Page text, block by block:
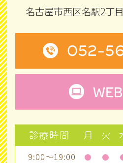
います。
・05 医薬品副作用被害
インビザライン®は、米
ノロジー社の製品です。
医薬品副作用被害救済
一重篤な副作用が出た
品副作用被害救済制度
名古屋市西区名駅2丁
052-
WEB
診療時間 月 火
9:00～19:00 ● ●